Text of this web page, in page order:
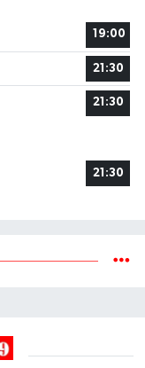
19:00
21:30
21:30
21:30